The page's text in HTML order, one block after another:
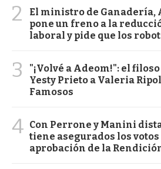
2
El ministro de Ganadería,
pone un freno a la
laboral y pide que los
3
"¡Volvé a Adeom!": el
Yesty Prieto a Valeria
Famosos
4 Con Perrone y Manini
tiene asegurados los
aprobación de la